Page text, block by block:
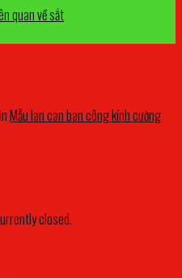
quan về sắt
inMẫu lan can ban công kính cường
closed.